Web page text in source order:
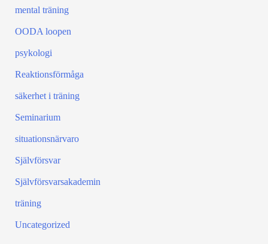
mental träning
OODA loopen
psykologi
Reaktionsförmåga
säkerhet i träning
Seminarium
situationsnärvaro
Självförsvar
Självförsvarsakademin
träning
Uncategorized